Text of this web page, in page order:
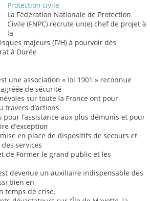
Protection civile
La Fédération Nationale de Protection
Civile (FNPC) recrute un(e) chef de projet à
la
majeurs (F/H) à pourvoir dès
à Durée
une association « loi 1901 » reconnue
de sécurité
sur toute la France ont pour
travers d’actions
pour l’assistance aux plus démunis et pour
d’exception
en place de dispositifs de secours et
services
de Former le grand public et les
devenue un auxiliaire indispensable des
bien en
temps de crise.